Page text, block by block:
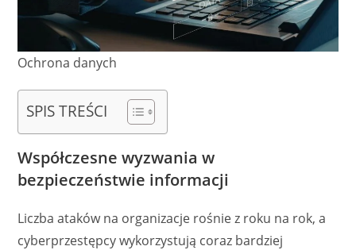
Ochrona danych
SPIS TREŚCI
Współczesne wyzwania w
bezpieczeństwie informacji
Liczba ataków na organizacje rośnie z roku na rok, a
cyberprzestępcy wykorzystują coraz bardziej